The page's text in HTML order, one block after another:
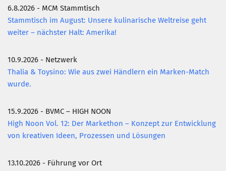
6.8.2026 - MCM Stammtisch
Stammtisch im August: Unsere kulinarische Weltreise geht
weiter – nächster Halt: Amerika!
10.9.2026 - Netzwerk
Thalia & Toysino: Wie aus zwei Händlern ein Marken-Match
wurde.
15.9.2026 - BVMC – HIGH NOON
High Noon Vol. 12: Der Markethon – Konzept zur Entwicklung
von kreativen Ideen, Prozessen und Lösungen
13.10.2026 - Führung vor Ort